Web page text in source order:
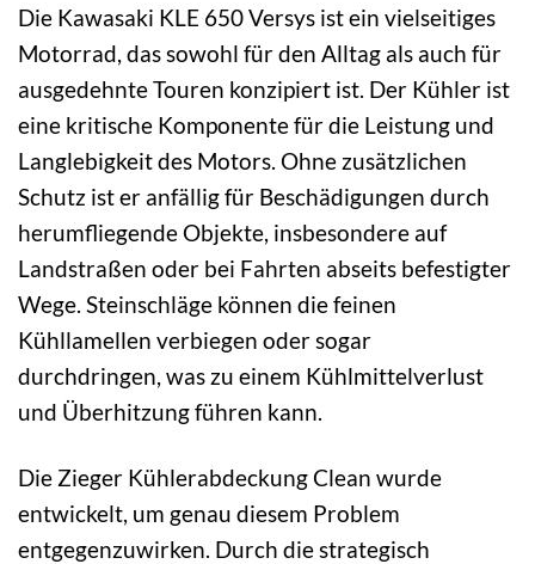
Die Kawasaki KLE 650 Versys ist ein vielseitiges
Motorrad, das sowohl für den Alltag als auch für
ausgedehnte Touren konzipiert ist. Der Kühler ist
eine kritische Komponente für die Leistung und
Langlebigkeit des Motors. Ohne zusätzlichen
Schutz ist er anfällig für Beschädigungen durch
herumfliegende Objekte, insbesondere auf
Landstraßen oder bei Fahrten abseits befestigter
Wege. Steinschläge können die feinen
Kühllamellen verbiegen oder sogar
durchdringen, was zu einem Kühlmittelverlust
und Überhitzung führen kann.
Die Zieger Kühlerabdeckung Clean wurde
entwickelt, um genau diesem Problem
entgegenzuwirken. Durch die strategisch